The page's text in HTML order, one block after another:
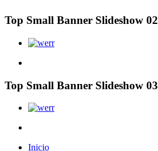
Top Small Banner Slideshow 02
Top Small Banner Slideshow 03
Inicio